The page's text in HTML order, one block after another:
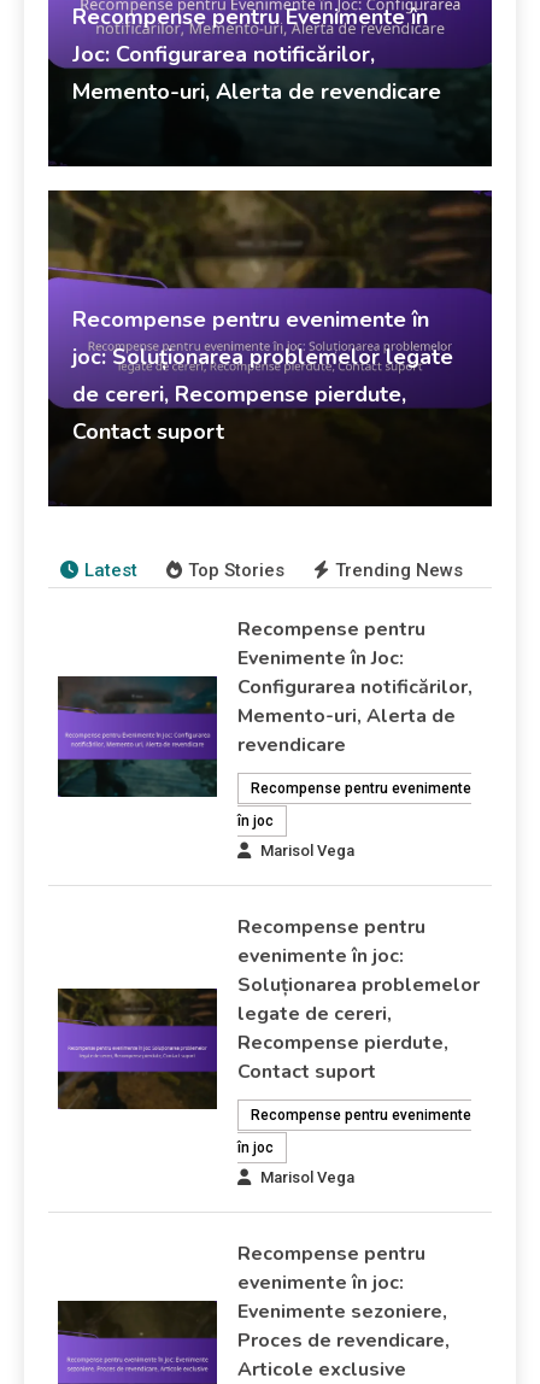
Recompense pentru Evenimente în
Joc: Configurarea notificărilor,
Memento-uri, Alerta de revendicare
Marisol Vega 13/03/2026
Recompense pentru evenimente în
joc: Soluționarea problemelor legate
de cereri, Recompense pierdute,
Contact suport
Marisol Vega 12/03/2026
Latest Top Stories Trending News
Recompense pentru
Evenimente în Joc:
Configurarea notificărilor,
Memento-uri, Alerta de
revendicare
Recompense pentru evenimente
în joc
Marisol Vega
Recompense pentru
evenimente în joc:
Soluționarea problemelor
legate de cereri,
Recompense pierdute,
Contact suport
Recompense pentru evenimente
în joc
Marisol Vega
Recompense pentru
evenimente în joc:
Evenimente sezoniere,
Proces de revendicare,
Articole exclusive